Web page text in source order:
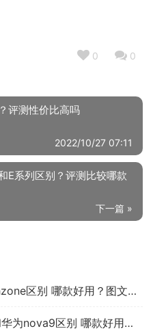
0 0
评测性价比高吗
2022/10/27 07:11
E系列区别？评测比较哪款
下一篇 »
人气博主评价华为nova与nzone区别 哪款好用？图文爆料分析
口碑评价华为智选nova9和华为nova9区别 哪款好用？图文爆料分析